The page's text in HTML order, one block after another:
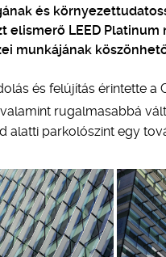
és
elismerő LEED
munkájának
és felújítás érintette a
rugalmasabbá
alatti parkolószint egy